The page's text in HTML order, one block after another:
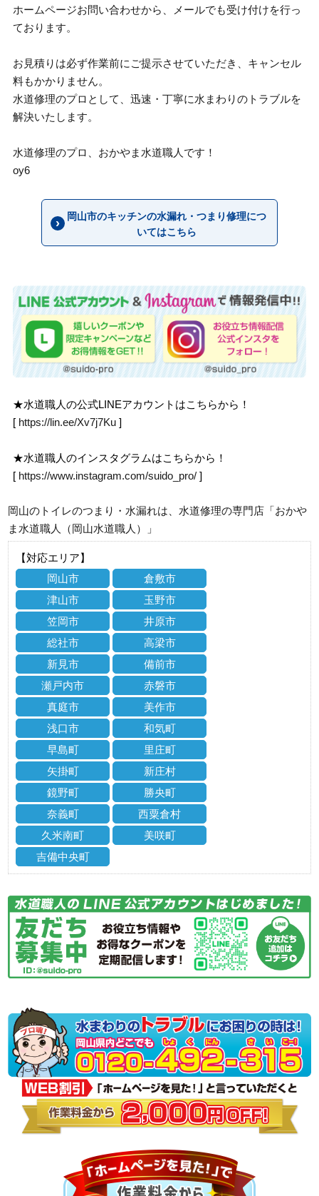
ホームページお問い合わせから、メールでも受け付けを行っ
ております。
お見積りは必ず作業前にご提示させていただき、キャンセル
料もかかりません。
水道修理のプロとして、迅速・丁寧に水まわりのトラブルを
解決いたします。
水道修理のプロ、おかやま水道職人です！
oy6
岡山市のキッチンの水漏れ・つまり修理につ
いてはこちら
★水道職人の公式LINEアカウントはこちらから！
[ https://lin.ee/Xv7j7Ku ]
★水道職人のインスタグラムはこちらから！
[ https://www.instagram.com/suido_pro/ ]
岡山のトイレのつまり・水漏れは、水道修理の専門店「おかや
ま水道職人（岡山水道職人）」
【対応エリア】
岡山市
倉敷市
津山市
玉野市
笠岡市
井原市
総社市
高梁市
新見市
備前市
瀬戸内市
赤磐市
真庭市
美作市
浅口市
和気町
早島町
里庄町
矢掛町
新庄村
鏡野町
勝央町
奈義町
西粟倉村
久米南町
美咲町
吉備中央町